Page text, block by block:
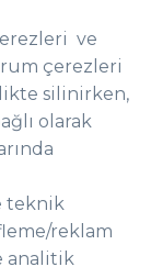
ve
çerezleri
silinirken,
olarak
teknik
reklam
analitik